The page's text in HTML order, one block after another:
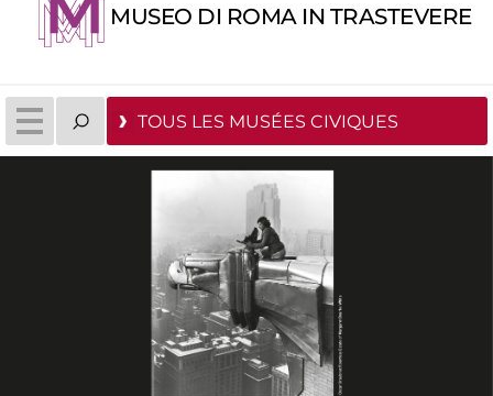
MUSEO DI ROMA IN TRASTEVERE
TOUS LES MUSÉES CIVIQUES